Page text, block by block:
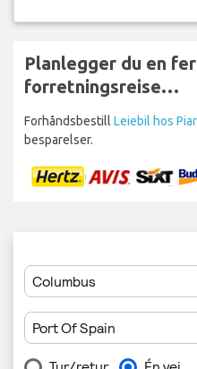
Planlegger du en
forretningsreise…
Forhåndsbestill Leiebil hos
besparelser.